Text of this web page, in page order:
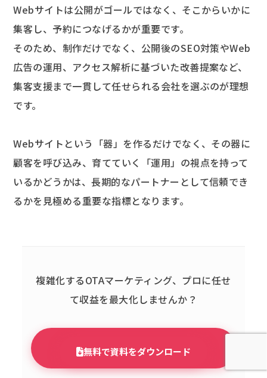
Webサイトは公開がゴールではなく、そこからいかに
集客し、予約につなげるかが重要です。
そのため、制作だけでなく、公開後のSEO対策やWeb
広告の運用、アクセス解析に基づいた改善提案など、
集客支援まで一貫して任せられる会社を選ぶのが理想
です。
Webサイトという「器」を作るだけでなく、その器に
顧客を呼び込み、育てていく「運用」の視点を持って
いるかどうかは、長期的なパートナーとして信頼でき
るかを見極める重要な指標となります。
複雑化するOTAマーケティング、 プロに任せ
て収益を最大化しませんか？
「ホテルラボ」詳細
無料で資料をダウンロード